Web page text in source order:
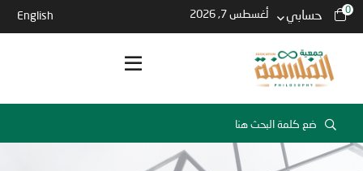
0 حسابي أغسطس 7, 2026 English